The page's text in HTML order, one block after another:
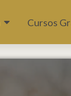
Abrir Cuaresma
Cursos